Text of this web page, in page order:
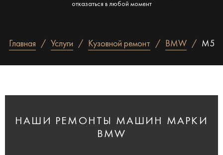
отказаться в любой момент
Главная Услуги Кузовной ремонт BMW M5
НАШИ РЕМОНТЫ МАШИН МАРКИ
BMW